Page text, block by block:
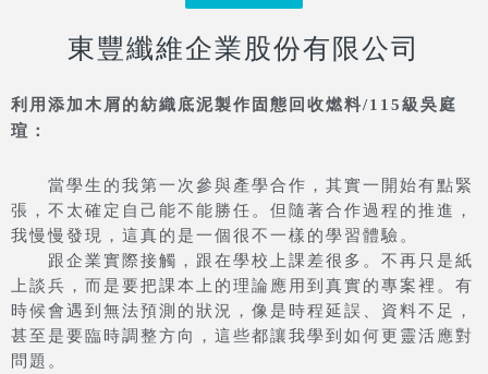
東豐纖維企業股份有限公司
利用添加木屑的紡織底泥製作固態回收燃料/115級吳庭
瑄：
當學生的我第一次參與產學合作，其實一開始有點緊
張，不太確定自己能不能勝任。但隨著合作過程的推進，
我慢慢發現，這真的是一個很不一樣的學習體驗。
跟企業實際接觸，跟在學校上課差很多。不再只是紙
上談兵，而是要把課本上的理論應用到真實的專案裡。有
時候會遇到無法預測的狀況，像是時程延誤、資料不足，
甚至是要臨時調整方向，這些都讓我學到如何更靈活應對
問題。